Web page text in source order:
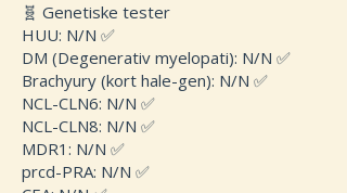
🧬 Genetiske tester
HUU: N/N ✅
DM (Degenerativ myelopati): N/N ✅
Brachyury (kort hale-gen): N/N ✅
NCL-CLN6: N/N ✅
NCL-CLN8: N/N ✅
MDR1: N/N ✅
prcd-PRA: N/N ✅